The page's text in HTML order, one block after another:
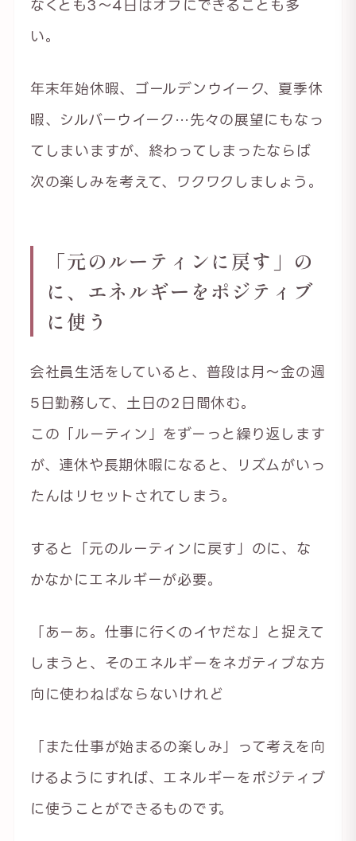
なくとも3〜4日はオフにできることも多
い。
年末年始休暇、ゴールデンウイーク、夏季休
暇、シルバーウイーク…先々の展望にもなっ
てしまいますが、終わってしまったならば
次の楽しみを考えて、ワクワクしましょう。
「元のルーティンに戻す」の
に、エネルギーをポジティブ
に使う
会社員生活をしていると、普段は月〜金の週
5日勤務して、土日の2日間休む。
この「ルーティン」をずーっと繰り返します
が、連休や長期休暇になると、リズムがいっ
たんはリセットされてしまう。
すると「元のルーティンに戻す」のに、な
かなかにエネルギーが必要。
「あーあ。仕事に行くのイヤだな」と捉えて
しまうと、そのエネルギーをネガティブな方
向に使わねばならないけれど
「また仕事が始まるの楽しみ」って考えを向
けるようにすれば、エネルギーをポジティブ
に使うことができるものです。